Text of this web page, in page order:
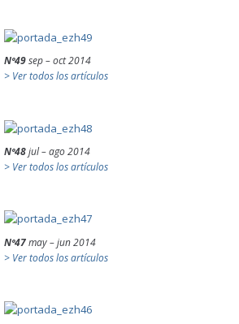
Nº49sep – oct 2014
> Ver todos los artículos
Nº48jul – ago 2014
> Ver todos los artículos
Nº47may – jun 2014
> Ver todos los artículos